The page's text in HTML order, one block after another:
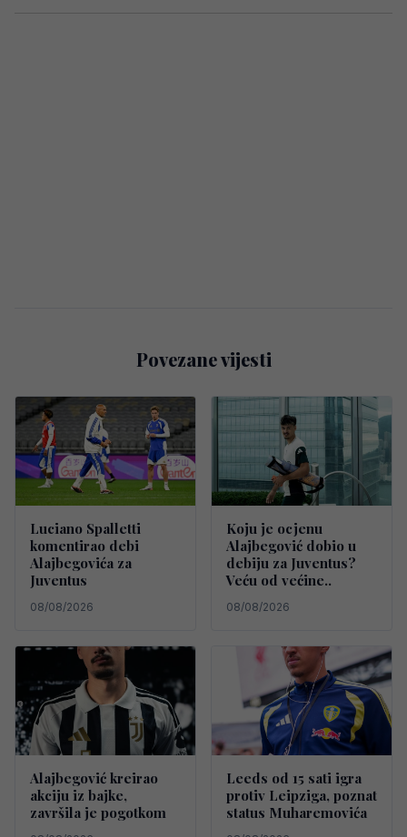
Povezane vijesti
Luciano Spalletti
komentirao debi
Alajbegovića za
Juventus
08/08/2026
Koju je ocjenu
Alajbegović dobio u
debiju za Juventus?
Veću od većine..
08/08/2026
Alajbegović kreirao
akciju iz bajke,
završila je pogotkom
Leeds od 15 sati igra
protiv Leipziga, poznat
status Muharemovića